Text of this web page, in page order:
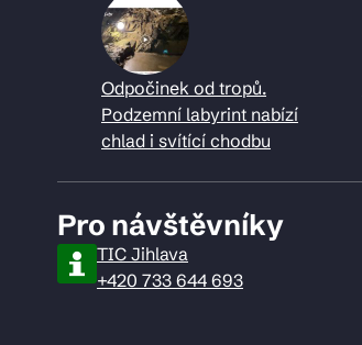
Odpočinek od tropů.
Podzemní labyrint nabízí
chlad i svítící chodbu
Pro návštěvníky
TIC Jihlava
+420 733 644 693